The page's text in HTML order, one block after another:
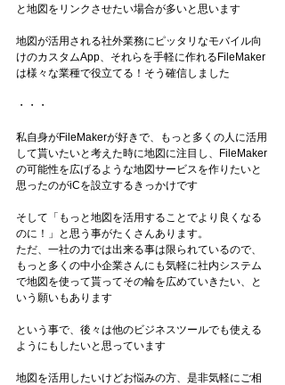
と地図をリンクさせたい場合が多いと思います
地図が活用される社外業務にピッタリなモバイル向
けのカスタムApp、それらを手軽に作れるFileMaker
は様々な業種で役立てる！そう確信しました
・・・
私自身がFileMakerが好きで、もっと多くの人に活用
して貰いたいと考えた時に地図に注目し、FileMaker
の可能性を広げるような地図サービスを作りたいと
思ったのがiCを設立するきっかけです
そして「もっと地図を活用することでより良くなる
のに！」と思う事がたくさんあります。
ただ、一社の力では出来る事は限られているので、
もっと多くの中小企業さんにも気軽に社内システム
で地図を使って貰ってその輪を広めていきたい、と
いう願いもあります
という事で、後々は他のビジネスツールでも使える
ようにもしたいと思っています
地図を活用したいけどお悩みの方、是非気軽にご相